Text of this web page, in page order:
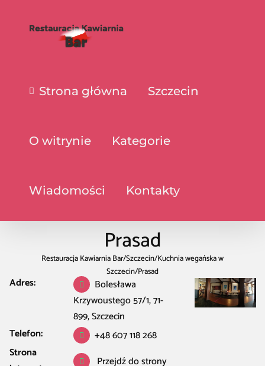
Strona główna Szczecin
O witrynie Kategorie
Wiadomości Kontakty
Prasad
Restauracja Kawiarnia Bar/Szczecin/Kuchnia wegańska w
Szczecin/Prasad
Adres:
Bolesława
Krzywoustego 57/1, 71-
899, Szczecin
Telefon:
+48 607 118 268
Strona
Przejdź do strony